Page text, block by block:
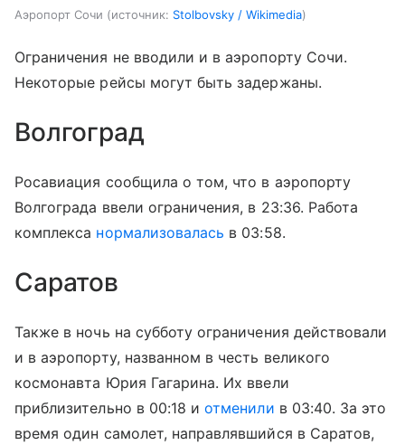
Аэропорт Сочи источник: Stolbovsky / Wikimedia
Ограничения не вводили и в аэропорту Сочи.
Некоторые рейсы могут быть задержаны.
Волгоград
Росавиация сообщила о том, что в аэропорту
Волгограда ввели ограничения, в 23:36. Работа
комплекса нормализовалась в 03:58.
Саратов
Также в ночь на субботу ограничения действовали
и в аэропорту, названном в честь великого
космонавта Юрия Гагарина. Их ввели
приблизительно в 00:18 иотменили в 03:40. За это
время один самолет, направлявшийся в Саратов,